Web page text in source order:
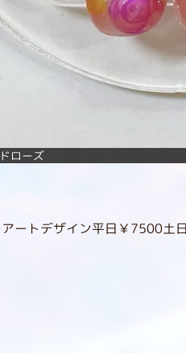
ローズ
ートデザイン平日￥7500土